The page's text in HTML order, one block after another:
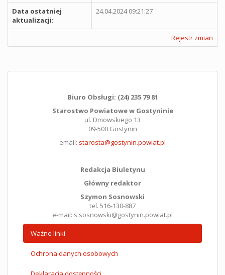
Data ostatniej
aktualizacji:
24.04.2024 09:21:27
Rejestr zmian
Biuro Obsługi: (24) 235 79 81
Starostwo Powiatowe w Gostyninie
ul. Dmowskiego 13
09-500 Gostynin
email: starosta@gostynin.powiat.pl
Redakcja Biuletynu
Główny redaktor
Szymon Sosnowski
tel. 516-130-887
e-mail: s.sosnowski@gostynin.powiat.pl
Ważne linki
Ochrona danych osobowych